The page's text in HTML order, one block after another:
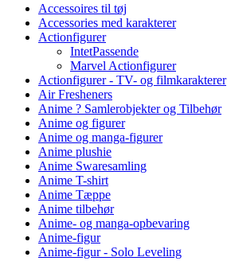
Accessoires til tøj
Accessories med karakterer
Actionfigurer
IntetPassende
Marvel Actionfigurer
Actionfigurer - TV- og filmkarakterer
Air Fresheners
Anime ? Samlerobjekter og Tilbehør
Anime og figurer
Anime og manga-figurer
Anime plushie
Anime Swaresamling
Anime T-shirt
Anime Tæppe
Anime tilbehør
Anime- og manga-opbevaring
Anime-figur
Anime-figur - Solo Leveling